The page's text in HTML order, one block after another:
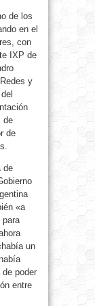
de los
en el
con
IXP de
y
de
de
de
«a
para
un
poder
entre